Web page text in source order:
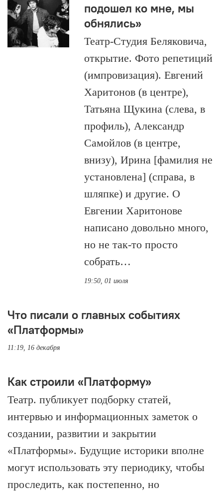
подошел ко мне, мы
обнялись»
Театр-Студия Беляковича,
открытие. Фото репетиций
(импровизация). Евгений
Харитонов (в центре),
Татьяна Щукина (слева, в
профиль), Александр
Самойлов (в центре,
внизу), Ирина [фамилия не
установлена] (справа, в
шляпке) и другие. О
Евгении Харитонове
написано довольно много,
но не так-то просто
собрать…
19:50, 01 июля
Что писали о главных событиях
«Платформы»
11:19, 16 декабря
Как строили «Платформу»
Театр. публикует подборку статей,
интервью и информационных заметок о
создании, развитии и закрытии
«Платформы». Будущие историки вполне
могут использовать эту периодику, чтобы
проследить, как постепенно, но